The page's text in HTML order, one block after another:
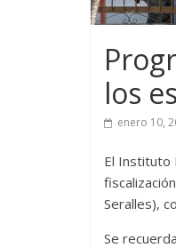
los
enero 10,
El Instituto
Seralles),
Se